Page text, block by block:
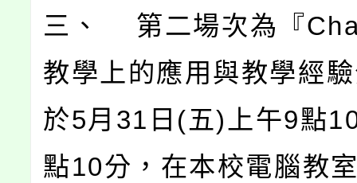
三、 第二場次為『
教學上的應用與教學經
於5月31日(五)上午9點
點10分，在本校電腦教